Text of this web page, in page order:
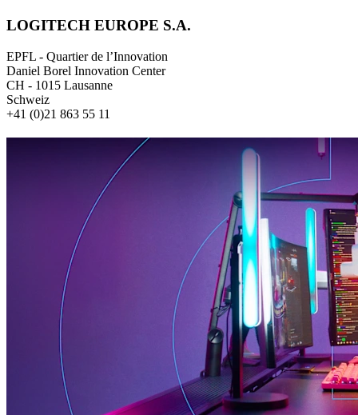
LOGITECH EUROPE S.A.
EPFL - Quartier de l’Innovation
Daniel Borel Innovation Center
CH - 1015 Lausanne
Schweiz
+41 (0)21 863 55 11